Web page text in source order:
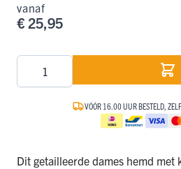
vanaf
€ 25,95
VÓÓR 16.00 UUR BESTELD,
Dit getailleerde dames hemd met